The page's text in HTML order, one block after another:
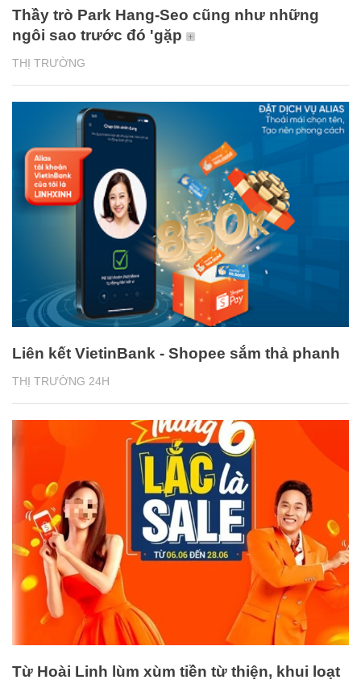
THỊ TRƯỜNG
Thầy trò Park Hang-Seo cũng như những
ngôi sao trước đó 'gặp
THỊ TRƯỜNG 24H
Liên kết VietinBank - Shopee sắm thả phanh
Từ Hoài Linh lùm xùm tiền từ thiện, khui loạt